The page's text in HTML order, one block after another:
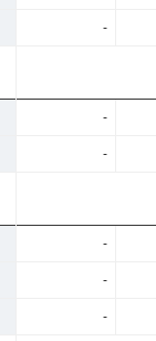
-
-
-
-
-
-